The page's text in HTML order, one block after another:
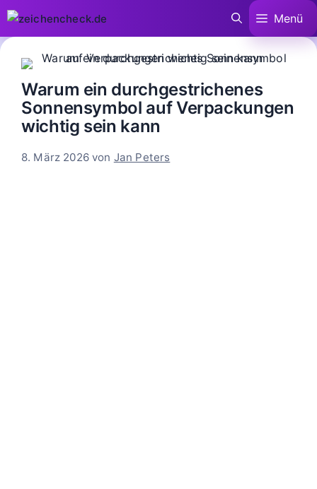
Zum
springen
Menü
Warum ein durchgestrichenes
Sonnensymbol auf Verpackungen
wichtig sein kann
8. März 2026 von Jan Peters